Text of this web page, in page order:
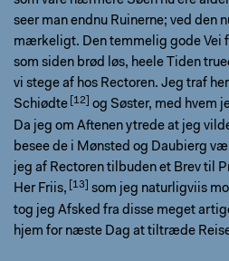
seer man endnu Ruinerne; ved den
mærkeligt. Den temmelig gode Vei
som siden brød løs, heele Tiden
vi stege af hos Rectoren. Jeg traf
Schiødte
og Søster, med hvem
Da jeg om Aftenen ytrede at jeg
besee de i Mønsted og Daubierg
jeg af Rectoren tilbuden et Brev til
Her Friis,
som jeg naturligviis
tog jeg Afsked fra disse meget
hjem for næste Dag at tiltræde